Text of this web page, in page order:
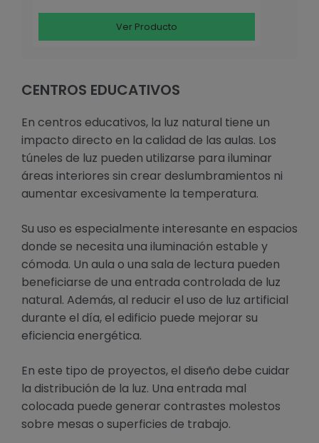
Ver Producto
CENTROS EDUCATIVOS
En centros educativos, la luz natural tiene un
impacto directo en la calidad de las aulas. Los
túneles de luz pueden utilizarse para iluminar
áreas interiores sin crear deslumbramientos ni
aumentar excesivamente la temperatura.
Su uso es especialmente interesante en espacios
donde se necesita una iluminación estable y
cómoda. Un aula o una sala de lectura pueden
beneficiarse de una entrada controlada de luz
natural. Además, al reducir el uso de luz artificial
durante el día, el edificio puede mejorar su
eficiencia energética.
En este tipo de proyectos, el diseño debe cuidar
la distribución de la luz. Una entrada mal
colocada puede generar contrastes molestos
sobre mesas o superficies de trabajo.